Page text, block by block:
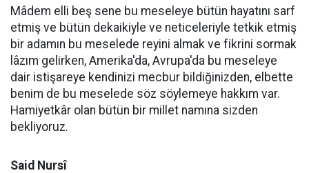
Mâdem elli beş sene bu meseleye bütün hayatını sarf
etmiş ve bütün dekaikiyle ve neticeleriyle tetkik etmiş
bir adamın bu meselede reyini almak ve fikrini sormak
lâzım gelirken, Amerika'da, Avrupa'da bu meseleye
dair istişareye kendinizi mecbur bildiğinizden, elbette
benim de bu meselede söz söylemeye hakkım var.
Hamiyetkâr olan bütün bir millet namına sizden
bekliyoruz.
Said Nursî